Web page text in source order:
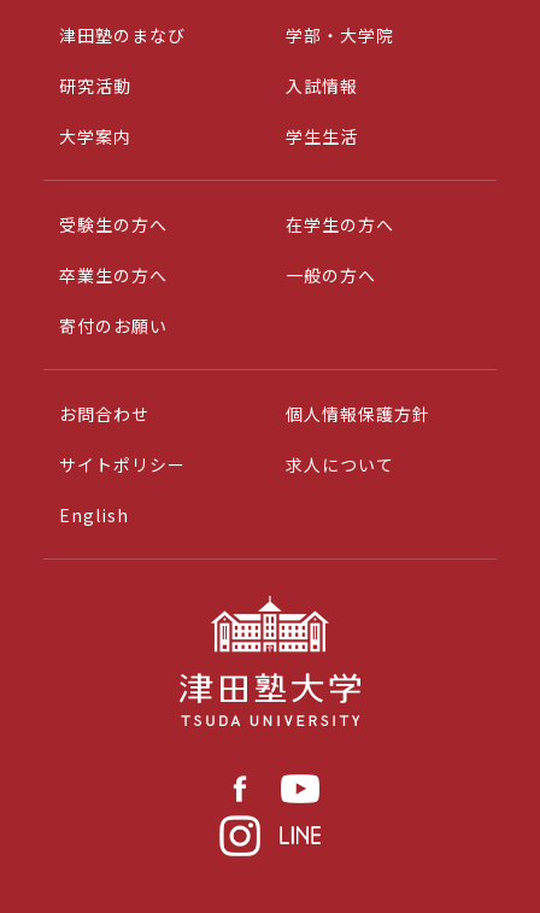
津田塾のまなび 学部・大学院
研究活動 入試情報
大学案内 学生生活
受験生の方へ 在学生の方へ
卒業生の方へ 一般の方へ
寄付のお願い
お問合わせ 個人情報保護方針
サイトポリシー 求人について
English